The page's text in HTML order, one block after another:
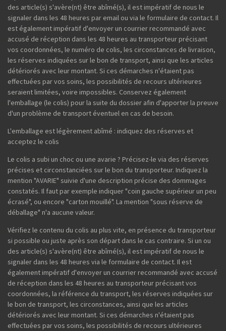
des article(s) s'avère(nt) être abîmé(s), il est impératif de nous le
signaler dans les 48 heures par email ou via le formulaire de contact. Il
est également impératif d'envoyer un courrier recommandé avec
accusé de réception dans les 48 heures au transporteur précisant
vos coordonnées, le numéro de colis, les circonstances de livraison,
les réserves indiquées sur le bon de transport, ainsi que les articles
détériorés avec leur montant. Si ces démarches n'étaient pas
effectuées par vos soins, les possibilités de recours ultérieures
seraient limitées, voire impossibles. Conservez également
l'emballage (le colis) pour la suite du dossier afin d'apporter la preuve
d'un problème de transport éventuel en cas de besoin.
L'emballage est légèrement abîmé : indiquez des réserves et
acceptez le colis
Le colis a subi un choc ou une avarie ? Précisez-le via des réserves
précises et circonstanciées sur le bon du transporteur. Indiquez la
mention "AVARIE" suivie d'une description précise des dommages
constatés. Il faut par exemple indiquer "coin gauche supérieur un peu
écrasé", ou encore "carton mouillé". La mention "sous réserve de
déballage" n'a aucune valeur.
Vérifiez le contenu du colis au plus vite, en présence du transporteur
si possible ou juste après son départ dans le cas contraire. Si un ou
des article(s) s'avère(nt) être abîmé(s), il est impératif de nous le
signaler dans les 48 heures via le formulaire de contact. Il est
également impératif d'envoyer un courrier recommandé avec accusé
de réception dans les 48 heures au transporteur précisant vos
coordonnées, la référence du transport, les réserves indiquées sur
le bon de transport, les circonstances, ainsi que les articles
détériorés avec leur montant. Si ces démarches n'étaient pas
effectuées par vos soins, les possibilités de recours ultérieures